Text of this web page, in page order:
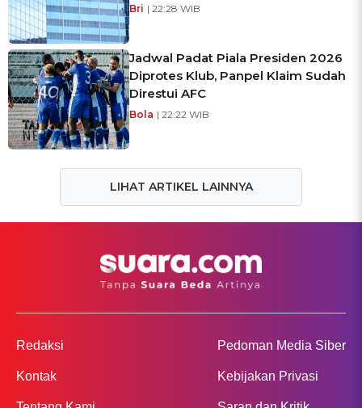
Bri | 22:28 WIB
Jadwal Padat Piala Presiden 2026
Diprotes Klub, Panpel Klaim Sudah
Direstui AFC
Bola | 22:22 WIB
LIHAT ARTIKEL LAINNYA
Redaksi
Kontak
Pedoman Media Siber
Kebijakan Privasi